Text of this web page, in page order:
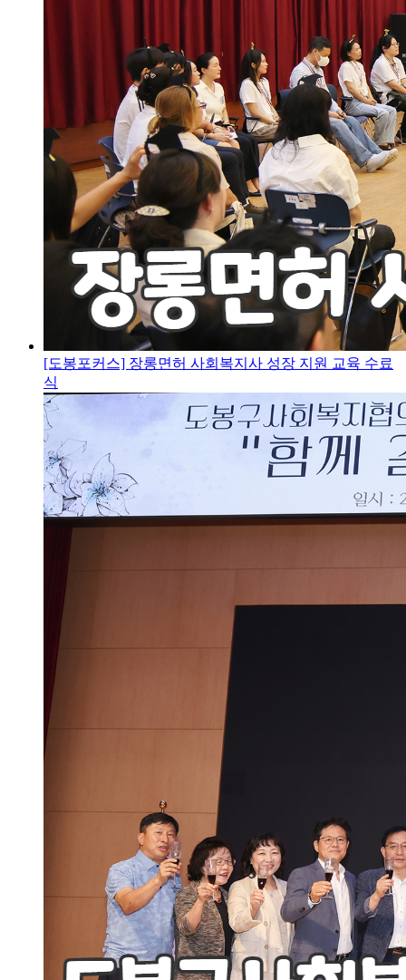
[도봉포커스] 장롱면허 사회복지사 성장 지원 교육 수료
식